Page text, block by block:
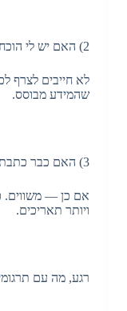
2) האם יש לי הוכחה לזה?
לא חייבים לצרף
שהמידע מבוסס.
3) האם כבר כתבתי משהו דומה במקום אחר?
אם כן — משווים.
ויותר תאריכים.
רגע, מה עם